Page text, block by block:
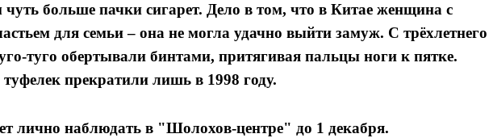
больше пачки сигарет. Дело в том, что в Китае женщина с
для семьи – она не могла удачно выйти замуж. С трёхлетнего
туго обертывали бинтами, притягивая пальцы ноги к пятке.
прекратили лишь в 1998 году.
лично наблюдать в "Шолохов-центре" до 1 декабря.